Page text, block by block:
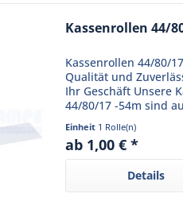
Kassenrollen 44/
Kassenrollen 44/80/
Qualität und
Ihr Geschäft Unsere
44/80/17 -54m sind
hochwertigem
gefertigt und bieten
hervorragende
Einheit 1 Rolle(n)
ab 1,00 € *
Details